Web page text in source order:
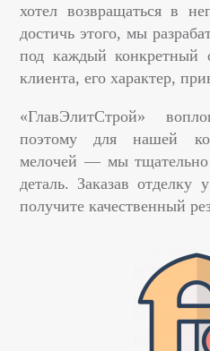
хотел возвращаться в
достичь этого, мы
под каждый конкретный
клиента, его характер,
«ГлавЭлитСтрой»
поэтому для нашей
мелочей — мы
деталь. Заказав отделку
получите качественный